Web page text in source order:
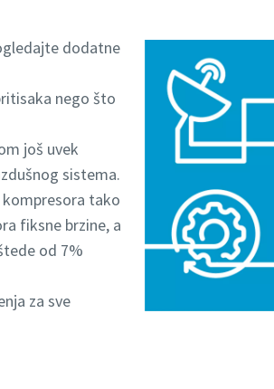
dodatne
nego što
još uvek
sistema.
kompresora tako
fiksne brzine, a
od 7%
za sve